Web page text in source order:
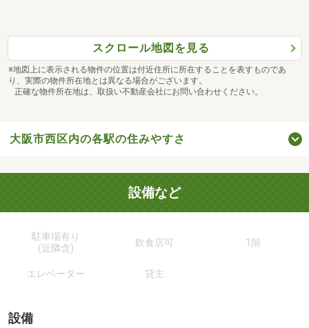
スクロール地図を見る
※地図上に表示される物件の位置は付近住所に所在することを表すものであ
り、実際の物件所在地とは異なる場合がございます。
正確な物件所在地は、取扱い不動産会社にお問い合わせください。
大阪市西区内の各駅の住みやすさ
設備など
駐車場有り
(近隣含)
飲食店可 1階
エレベーター 貸主
設備